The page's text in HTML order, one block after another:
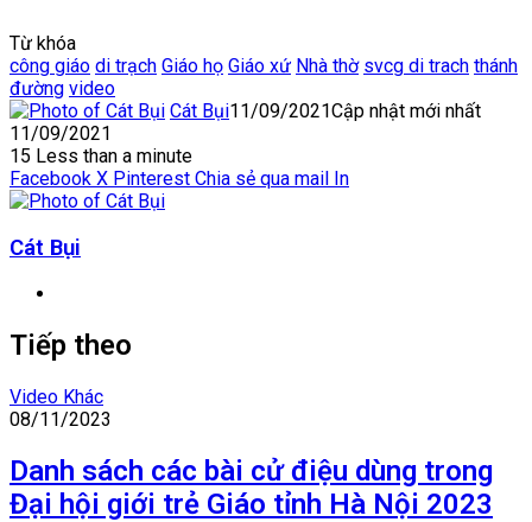
Từ khóa
công giáo di trạch Giáo họ Giáo xứ Nhà thờ svcg di trach thánh
đường video
Cát Bụi11/09/2021Cập nhật mới nhất
11/09/2021
15 Less than a minute
Facebook X Pinterest Chia sẻ qua mail In
Cát Bụi
Tiếp theo
Video Khác
08/11/2023
Danh sách các bài cử điệu dùng trong
Đại hội giới trẻ Giáo tỉnh Hà Nội 2023